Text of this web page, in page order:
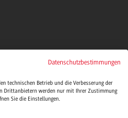
Datenschutzbestimmungen
technischen Betrieb und die Verbesserung der
Drittanbietern werden nur mit Ihrer Zustimmung
Sie die Einstellungen.